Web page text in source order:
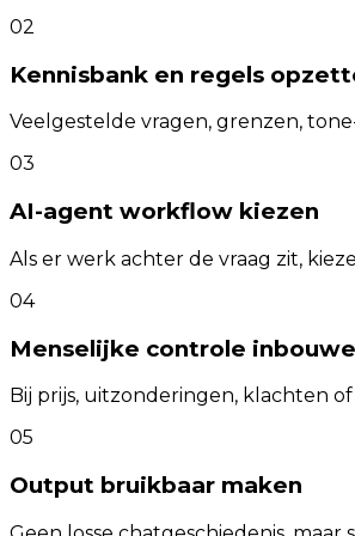
02
Kennisbank en regels
Veelgestelde vragen, grenzen,
03
AI-agent workflow kiezen
Als er werk achter de vraag zit,
04
Menselijke controle
Bij prijs, uitzonderingen, klachten
05
Output bruikbaar maken